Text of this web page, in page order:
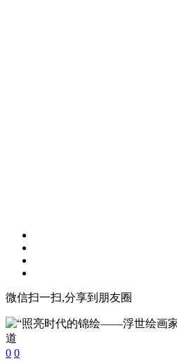
微信扫一扫,分享到朋友圈
0 0